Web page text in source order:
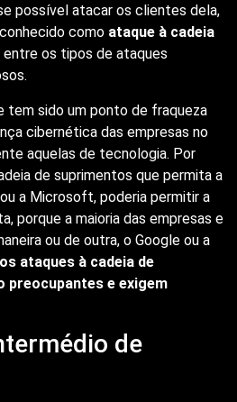
possível atacar os clientes dela,
como ataque à cadeia
entre os tipos de ataques
sido um ponto de fraqueza
cibernética das empresas no
aquelas de tecnologia. Por
de suprimentos que permita a
a Microsoft, poderia permitir a
porque a maioria das empresas e
ou de outra, o Google ou a
os ataques à cadeia de
preocupantes e exigem
de